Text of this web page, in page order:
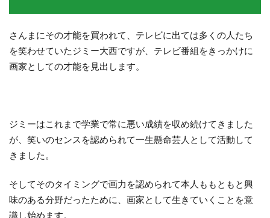
さんまにその才能を買われて、テレビに出ては多くの人たち
を笑わせていたジミー大西ですが、テレビ番組をきっかけに
画家としての才能を見出します。
ジミーはこれまで学業で常に悪い成績を収め続けてきました
が、笑いのセンスを認められて一生懸命芸人として活動して
きました。
そしてそのタイミングで画力を認められて本人ももともと興
味のある分野だったために、画家として生きていくことを意
識し始めます。